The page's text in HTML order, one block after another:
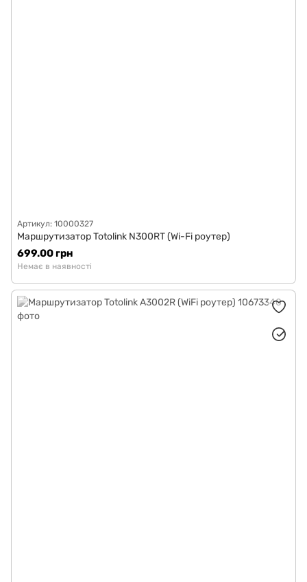
Артикул: 10000327
Маршрутизатор Totolink N300RT (Wi-Fi роутер)
699.00 грн
Немає в наявності